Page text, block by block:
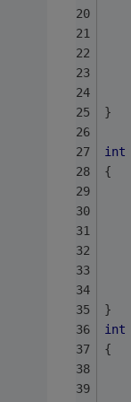
}
int
{
}
int
{